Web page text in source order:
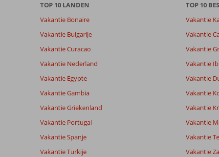
over
onze
beoordelingen.
Totale score
Gebaseerd op:
88,4
Zeer goed
Eten
Wifi
Ervaringen
van onze
klanten
Taal
TOP 10 LANDEN
Vakantie Bonaire
Vakantie Bulgarije
Vakantie Curacao
Vakantie Nederland
Vakantie Egypte
Vakantie Gambia
Vakantie Griekenland
Vakantie Portugal
Vakantie Spanje
Vakantie Turkije
TOP 10
Vakantie
Vakantie
Vakantie
Vakantie
Vakantie
Vakantie
Vakantie
Vakantie
Vakantie
Vakantie